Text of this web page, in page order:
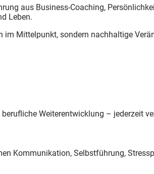
aus Business-Coaching,
Leben.
im Mittelpunkt, sondern nachhaltige
Weiterentwicklung – jederzeit
Kommunikation, Selbstführung,